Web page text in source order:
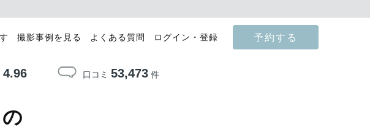
撮影事例を見る よくある質問 ログイン・登録 予約する
4.96 口コミ 53,473件